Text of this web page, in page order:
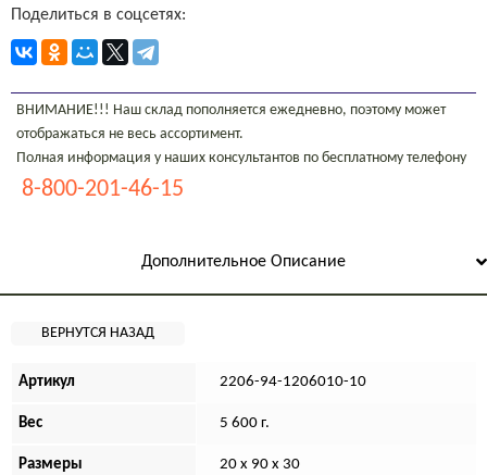
Поделиться в соцсетях:
ВНИМАНИЕ!!! Наш склад пополняется ежедневно, поэтому может
отображаться не весь ассортимент.
Полная информация у наших консультантов по бесплатному телефону
8-800-201-46-15
Дополнительное Описание
Артикул 2206-94-1206010-10
Вес 5 600 г.
Размеры 20 х 90 х 30